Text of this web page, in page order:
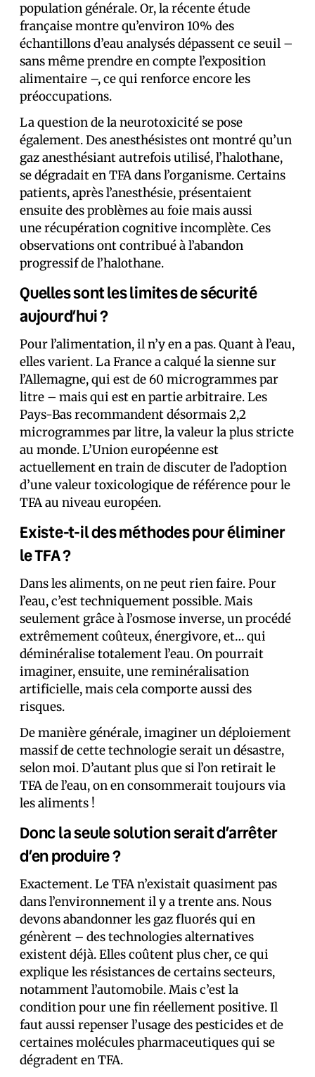
population générale. Or, la récente étude
française montre qu’environ 10% des
échantillons d’eau analysés dépassent ce seuil –
sans même prendre en compte l’exposition
alimentaire –, ce qui renforce encore les
préoccupations.
La question de la neurotoxicité se pose
également. Des anesthésistes ont montré qu’un
gaz anesthésiant autrefois utilisé, l’halothane,
se dégradait en TFA dans l’organisme. Certains
patients, après l’anesthésie, présentaient
ensuite des problèmes au foie mais aussi
une récupération cognitive incomplète. Ces
observations ont contribué à l’abandon
progressif de l’halothane.
Quelles sont les limites de sécurité
aujourd’hui ?
Pour l’alimentation, il n’y en a pas. Quant à l’eau,
elles varient. La France a calqué la sienne sur
l’Allemagne, qui est de 60 microgrammes par
litre – mais qui est en partie arbitraire. Les
Pays-Bas recommandent désormais 2,2
microgrammes par litre, la valeur la plus stricte
au monde. L’Union européenne est
actuellement en train de discuter de l’adoption
d’une valeur toxicologique de référence pour le
TFA au niveau européen.
Existe-t-il des méthodes pour éliminer
le TFA ?
Dans les aliments, on ne peut rien faire. Pour
l’eau, c’est techniquement possible. Mais
seulement grâce à l’osmose inverse, un procédé
extrêmement coûteux, énergivore, et… qui
déminéralise totalement l’eau. On pourrait
imaginer, ensuite, une reminéralisation
artificielle, mais cela comporte aussi des
risques.
De manière générale, imaginer un déploiement
massif de cette technologie serait un désastre,
selon moi. D’autant plus que si l’on retirait le
TFA de l’eau, on en consommerait toujours via
les aliments !
Donc la seule solution serait d’arrêter
d’en produire ?
Exactement. Le TFA n’existait quasiment pas
dans l’environnement il y a trente ans. Nous
devons abandonner les gaz fluorés qui en
génèrent – des technologies alternatives
existent déjà. Elles coûtent plus cher, ce qui
explique les résistances de certains secteurs,
notamment l’automobile. Mais c’est la
condition pour une fin réellement positive. Il
faut aussi repenser l’usage des pesticides et de
certaines molécules pharmaceutiques qui se
dégradent en TFA.